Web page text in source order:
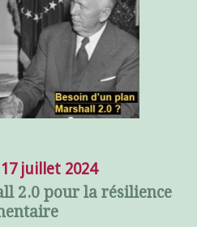
juillet 2024
2.0 pour la résilience